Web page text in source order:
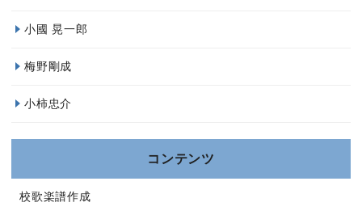
小國 晃一郎
梅野剛成
小柿忠介
コンテンツ
校歌楽譜作成